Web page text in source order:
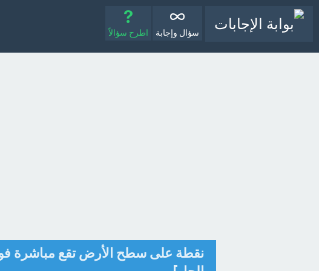
سؤال وإجابة اطرح سؤالاً
نقطة على سطح الأرض تقع مباشرة